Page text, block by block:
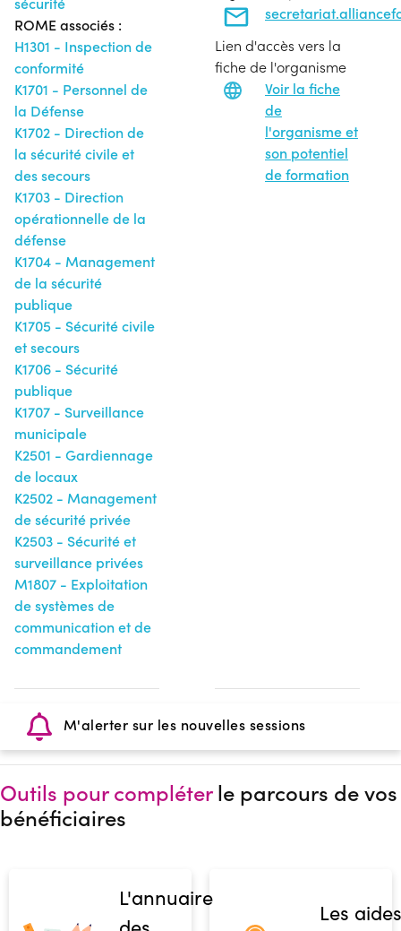
ROME associés :
H1301 - Inspection de
conformité
K1701 - Personnel de
la Défense
K1702 - Direction de
la sécurité civile et
des secours
K1703 - Direction
opérationnelle de la
défense
K1704 - Management
de la sécurité
publique
K1705 - Sécurité civile
et secours
K1706 - Sécurité
publique
K1707 - Surveillance
municipale
K2501 - Gardiennage
de locaux
K2502 - Management
de sécurité privée
K2503 - Sécurité et
surveillance privées
M1807 - Exploitation
de systèmes de
communication et de
commandement
Lien d'accès vers la
fiche de l'organisme
Voir la fiche
de
l'organisme et
son potentiel
de formation
M'alerter sur les nouvelles sessions
Outils pour compléterle parcours de vos
bénéficiaires
L'annuaire
Les aides